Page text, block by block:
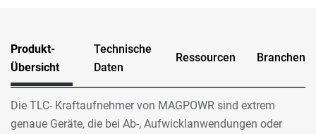
Produkt-
Übersicht
Technische
Daten
Ressourcen Branchen
Die TLC- Kraftaufnehmer von MAGPOWR sind extrem
genaue Geräte, die bei Ab-, Aufwicklanwendungen oder